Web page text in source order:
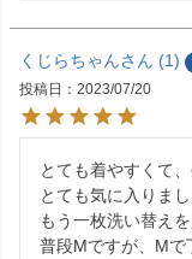
くじらちゃん 1
投稿日
2023/07/20
とても着やすくて
とても気に入りまし
もう一枚洗い替え
普段Mですが、Mで